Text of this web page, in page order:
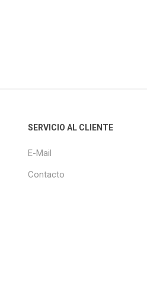
SERVICIO AL CLIENTE
E-Mail
Contacto